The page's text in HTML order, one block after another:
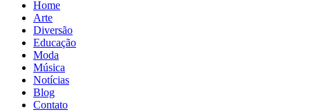
Home
Arte
Diversão
Educação
Moda
Música
Notícias
Blog
Contato